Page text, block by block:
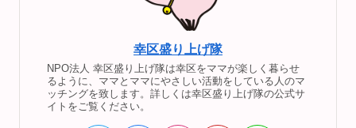
幸区盛り上げ隊
NPO法人 幸区盛り上げ隊は幸区をママが楽しく暮らせ
るように、ママとママにやさしい活動をしている人のマ
ッチングを致します。詳しくは幸区盛り上げ隊の公式サ
イトをご覧ください。